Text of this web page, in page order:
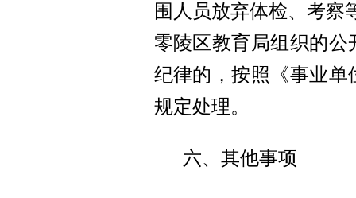
围人员放弃体检、考察
零陵区教育局组织的
纪律的，按照《事业
规定处理。
六、其他事项